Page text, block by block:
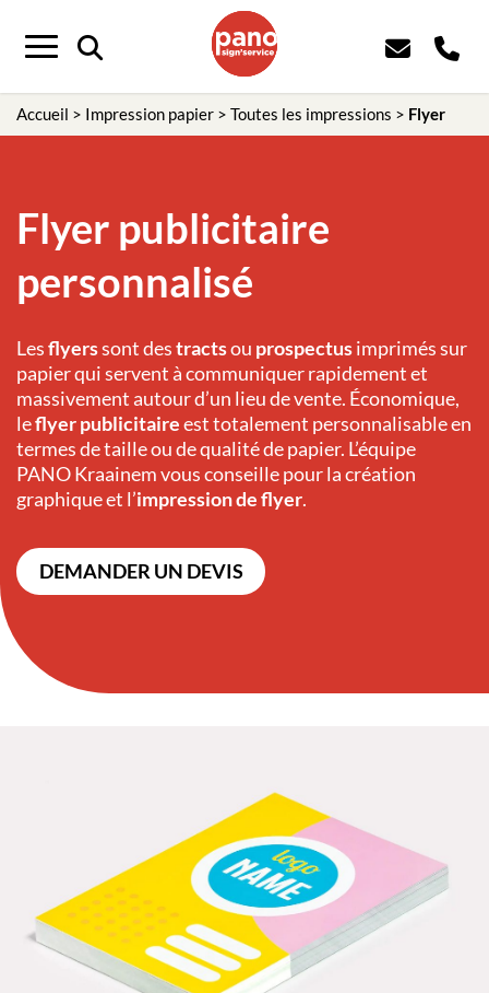
Menu
Accueil > Impression papier > Toutes les impressions > Flyer
Flyer publicitaire
personnalisé
Lesflyerssont destractsou prospectusimprimés sur
papier qui servent à communiquer rapidement et
massivement autour d’un lieu de vente. Économique,
leflyer publicitaireest totalement personnalisable en
termes de taille ou de qualité de papier. L’équipe
PANO Kraainem vous conseille pour la création
graphique et l’impression de flyer.
DEMANDER UN DEVIS
Panneau de gestion des cookies